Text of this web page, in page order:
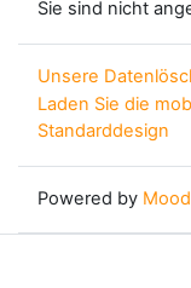
Sie sind nicht
Unsere
Laden Sie die
Standarddesign
Powered by